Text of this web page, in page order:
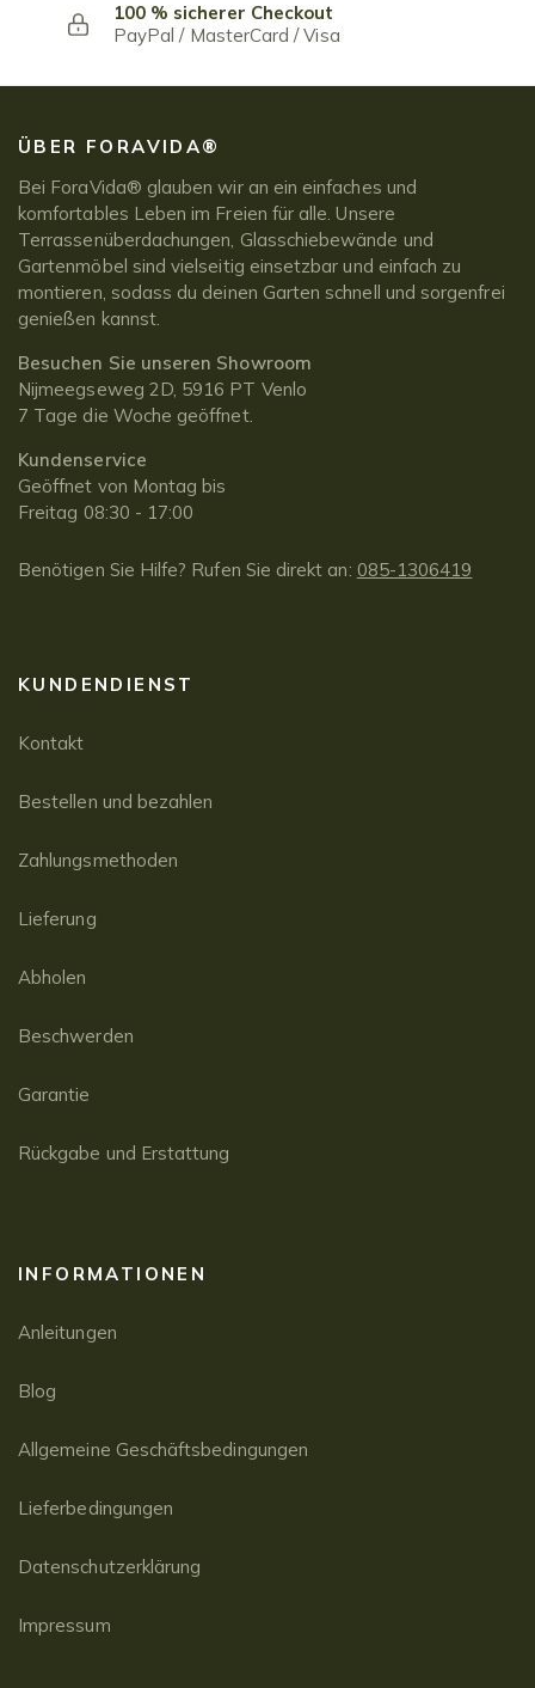
100 % sicherer Checkout
PayPal / MasterCard / Visa
ÜBER FORAVIDA®
Bei ForaVida® glauben wir an ein einfaches und
komfortables Leben im Freien für alle. Unsere
Terrassenüberdachungen, Glasschiebewände und
Gartenmöbel sind vielseitig einsetzbar und einfach zu
montieren, sodass du deinen Garten schnell und sorgenfrei
genießen kannst.
Besuchen Sie unseren Showroom
Nijmeegseweg 2D, 5916 PT Venlo
7 Tage die Woche geöffnet.
Kundenservice
Geöffnet von Montag bis
Freitag 08:30 - 17:00
Benötigen Sie Hilfe? Rufen Sie direkt an: 085-1306419
KUNDENDIENST
Kontakt
Bestellen und bezahlen
Zahlungsmethoden
Lieferung
Abholen
Beschwerden
Garantie
Rückgabe und Erstattung
INFORMATIONEN
Anleitungen
Blog
Allgemeine Geschäftsbedingungen
Lieferbedingungen
Datenschutzerklärung
Impressum